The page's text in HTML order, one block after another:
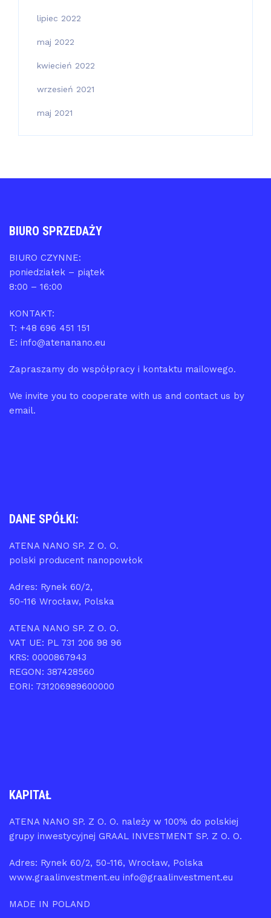
lipiec 2022
maj 2022
kwiecień 2022
wrzesień 2021
maj 2021
BIURO SPRZEDAŻY
BIURO CZYNNE:
poniedziałek – piątek
8:00 – 16:00
KONTAKT:
T: +48 696 451 151
E: info@atenanano.eu
Zapraszamy do współpracy i kontaktu mailowego.
We invite you to cooperate with us and contact us by
email.
DANE SPÓŁKI:
ATENA NANO SP. Z O. O.
polski producent nanopowłok
Adres: Rynek 60/2,
50-116 Wrocław, Polska
ATENA NANO SP. Z O. O.
VAT UE: PL 731 206 98 96
KRS: 0000867943
REGON: 387428560
EORI: 731206989600000
KAPITAŁ
ATENA NANO SP. Z O. O. należy w 100% do polskiej
grupy inwestycyjnej GRAAL INVESTMENT SP. Z O. O.
Adres: Rynek 60/2, 50-116, Wrocław, Polska
www.graalinvestment.eu info@graalinvestment.eu
MADE IN POLAND